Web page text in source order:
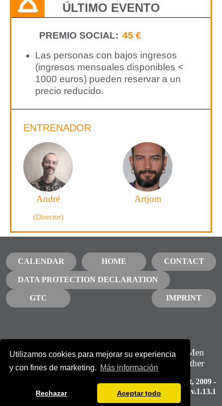
Utilizamos cookies para mejorar su experiencia
y con fines de marketing. Más información
Rechazar Aceptar todo
ÚLTIMO EVENTO
PREMIO SOCIAL: 45 €
Las personas con bajos ingresos
(ingresos mensuales disponibles <
1000 euros) pueden reservar a un
precio reducido.
ENTRENADOR
André
(Director)
Artjom
CALENDAR HOME CONTACT
DATA PROTECTION DECLARATION
GTC IMPRINT
BOLETÍN
GBTQ Men
Growing together
Gay Love Spirit, 2009 -
2026, v.1.13.1